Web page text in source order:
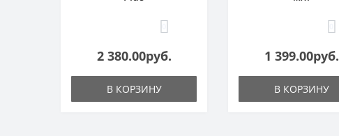
2 380.00руб.
В КОРЗИНУ
1 399.00руб.
В КОРЗИНУ